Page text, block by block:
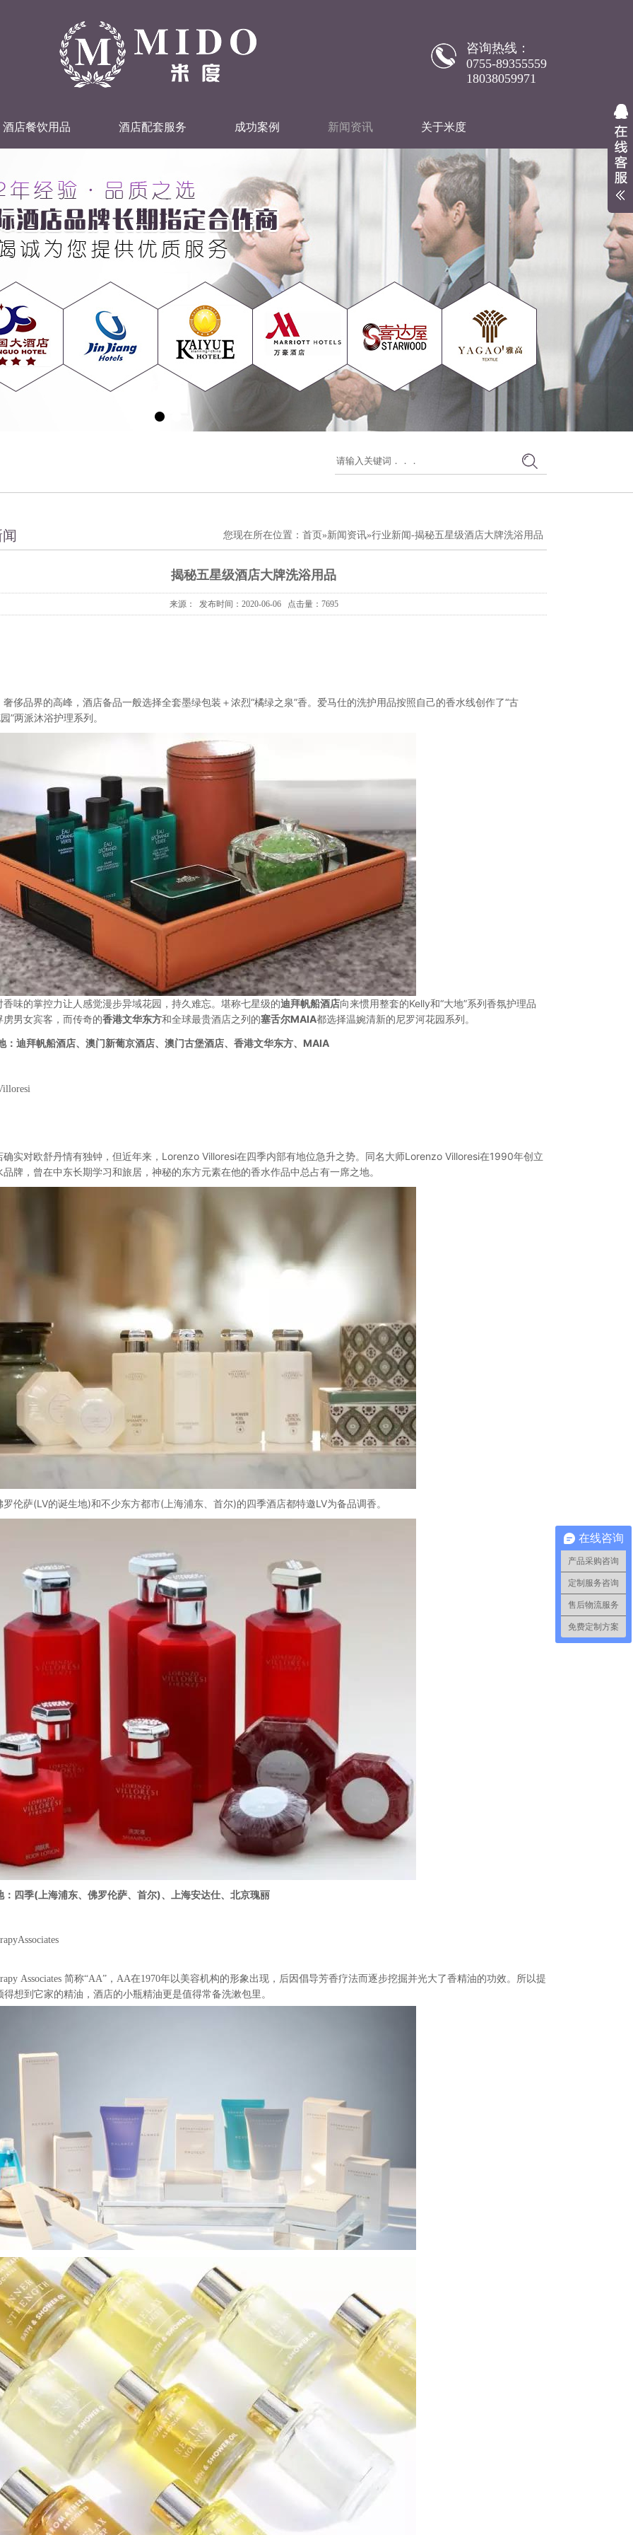
咨询热线：
0755-89355559
18038059971
酒店餐饮用品 酒店配套服务 成功案例 新闻资讯 关于米度
您现在所在位置： 首页 »新闻资讯»行业新闻-揭秘五星级酒店大牌洗浴用品
揭秘五星级酒店大牌洗浴用品
来源： 发布时间：2020-06-06 点击量：7695
奢侈品界的高峰，酒店备品一般选择全套墨绿包装＋浓烈“橘绿之泉”香。 爱马仕的洗护用品按照自己的香水线创作了“古
”两派沐浴护理系列。
香味的掌控力让人感觉漫步异域花园，持久难忘。堪称七星级的迪拜帆船酒店向来惯用整套的Kelly和“大地”系列香氛护理品
虏男女宾客，而传奇的香港文华东方和全球最贵酒店之列的塞舌尔MAIA都选择温婉清新的尼罗河花园系列。
：迪拜帆船酒店、 澳门新葡京酒店、澳门古堡酒店、 香港文华东方、MAIA
确实对欧舒丹情有独钟，但近年来，Lorenzo Villoresi在四季内部有地位急升之势。同名大师Lorenzo Villoresi在1990年创立
品牌，曾在中东长期学习和旅居，神秘的东方元素在他的香水作品中总占有一席之地。
罗伦萨(LV的诞生地)和不少东方都市(上海浦东、首尔)的四季酒店都特邀LV为备品调香。
：四季(上海浦东、佛罗伦萨、首尔)、上海安达仕、北京瑰丽
Associates 简称“AA”， AA在1970年以美容机构的形象出现，后因倡导芳香疗法而逐步挖掘并光大了香精油的功效。所以提
得想到它家的精油，酒店的小瓶精油更是值得常备洗漱包里。
在线咨询
产品采购咨询
定制服务咨询
售后物流服务
免费定制方案